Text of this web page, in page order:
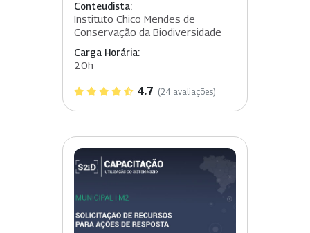
Conteudista:
Instituto Chico Mendes de
Conservação da Biodiversidade
Carga Horária:
20h
4.7 (24 avaliações)